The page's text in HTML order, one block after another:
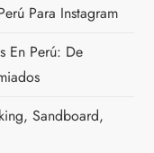
Para Instagram
En Perú: De
Sandboard,